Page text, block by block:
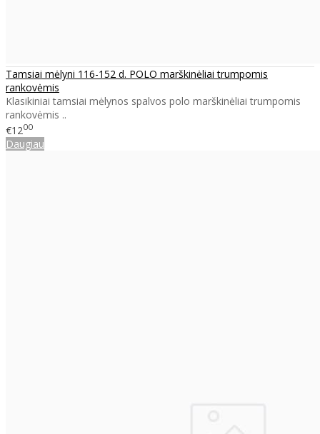
Tamsiai mėlyni 116-152 d. POLO marškinėliai trumpomis
rankovėmis
Klasikiniai tamsiai mėlynos spalvos polo marškinėliai trumpomis
rankovėmis ..
€1200
Daugiau